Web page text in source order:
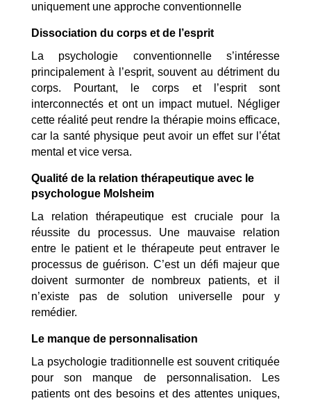
uniquement une approche conventionnelle
Dissociation du corps et de l’esprit
La psychologie conventionnelle s’intéresse
principalement à l’esprit, souvent au détriment du
corps. Pourtant, le corps et l’esprit sont
interconnectés et ont un impact mutuel. Négliger
cette réalité peut rendre la thérapie moins efficace,
car la santé physique peut avoir un effet sur l’état
mental et vice versa.
Qualité de la relation thérapeutique avec le
psychologue Molsheim
La relation thérapeutique est cruciale pour la
réussite du processus. Une mauvaise relation
entre le patient et le thérapeute peut entraver le
processus de guérison. C’est un défi majeur que
doivent surmonter de nombreux patients, et il
n’existe pas de solution universelle pour y
remédier.
Le manque de personnalisation
La psychologie traditionnelle est souvent critiquée
pour son manque de personnalisation. Les
patients ont des besoins et des attentes uniques,